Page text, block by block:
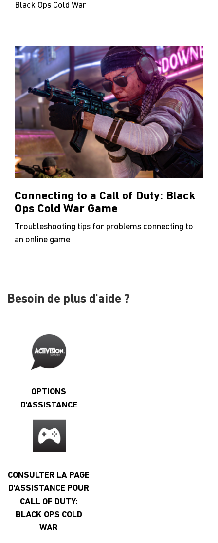
Black Ops Cold War
Connecting to a Call of Duty: Black
Ops Cold War Game
Troubleshooting tips for problems connecting to
an online game
Besoin de plus d'aide ?
OPTIONS
D'ASSISTANCE
CONSULTER LA PAGE
D'ASSISTANCE POUR
CALL OF DUTY:
BLACK OPS COLD
WAR